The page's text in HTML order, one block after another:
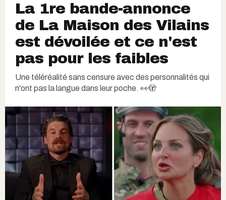
La 1re bande-annonce
de La Maison des Vilains
est dévoilée et ce n'est
pas pour les faibles
Une téléréalité sans censure avec des personnalités qui
n'ont pas la langue dans leur poche. 👀🫣